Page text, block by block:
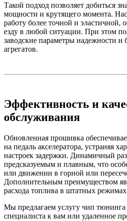
Такой подход позволяет добиться
мощности и крутящего момента.
работу более точной и эластичной,
езду в любой ситуации. При этом
заводские параметры надежности и
агрегатов.
Эффективность и
обслуживания
Обновленная прошивка
на педаль акселератора, устраняя
настроек задержки. Динамичный
предсказуемым и плавным, что
или движении в горной или
Дополнительным преимуществом
расхода топлива в штатных режимах
Мы предлагаем услугу чип тюнинга
специалиста к вам или удаленное